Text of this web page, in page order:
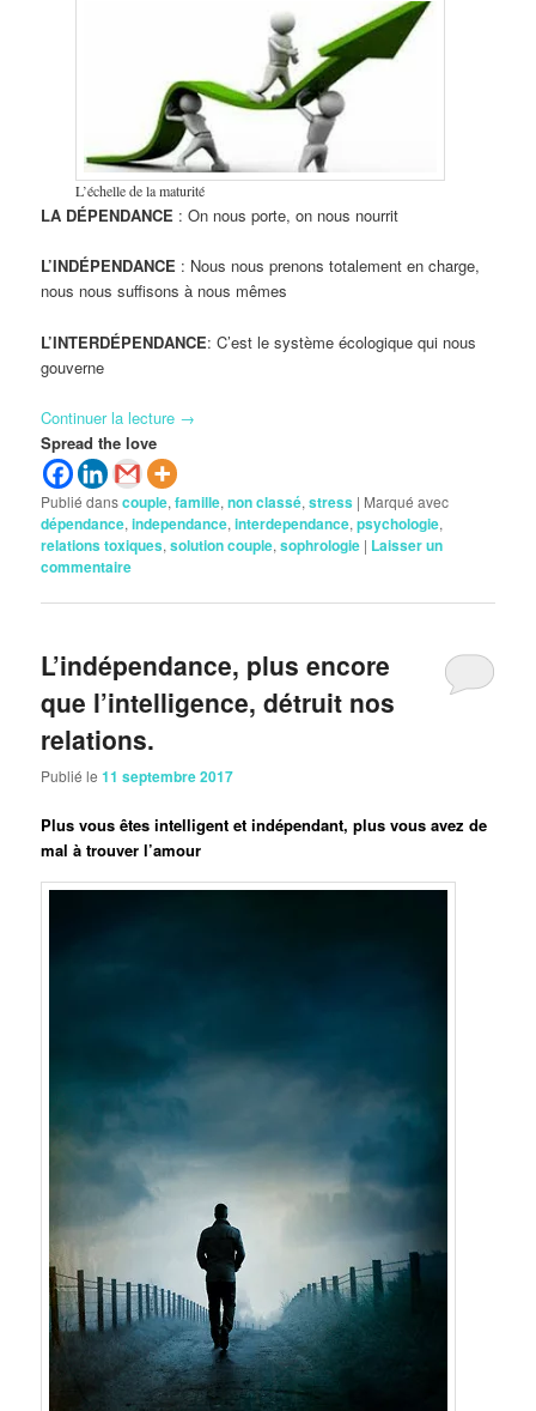
L’échelle de la maturité
LA DÉPENDANCE : On nous porte, on nous nourrit
L’INDÉPENDANCE : Nous nous prenons totalement en charge,
nous nous suffisons à nous mêmes
L’INTERDÉPENDANCE: C’est le système écologique qui nous
gouverne
Continuer la lecture →
Spread the love
Publié danscouple,famille,non classé,stress | Marqué avec
dépendance,independance,interdependance,psychologie,
relations toxiques,solution couple,sophrologie | Laisser un
commentaire
L’indépendance, plus encore
que l’intelligence, détruit nos
relations.
Publié le11 septembre 2017
Plus vous êtes intelligent et indépendant, plus vous avez de
mal à trouver l’amour